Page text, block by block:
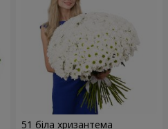
51 біла хризантема